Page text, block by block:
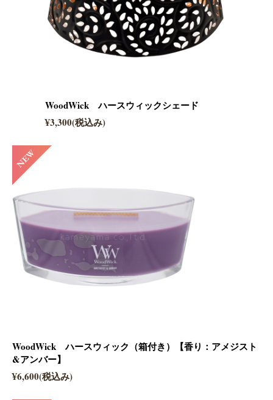
WoodWick ハースウィックシェード
¥3,300(税込み)
WoodWick ハースウィック（箱付き）【香り：アメジスト
&アンバー】
¥6,600(税込み)